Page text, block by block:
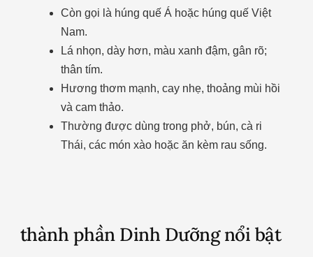
Còn gọi là húng quế Á hoặc húng quế Việt
Nam.
Lá nhọn, dày hơn, màu xanh đậm, gân rõ;
thân tím.
Hương thơm mạnh, cay nhẹ, thoảng mùi hồi
và cam thảo.
Thường được dùng trong phở, bún, cà ri
Thái, các món xào hoặc ăn kèm rau sống.
thành phần Dinh Dưỡng nổi bật